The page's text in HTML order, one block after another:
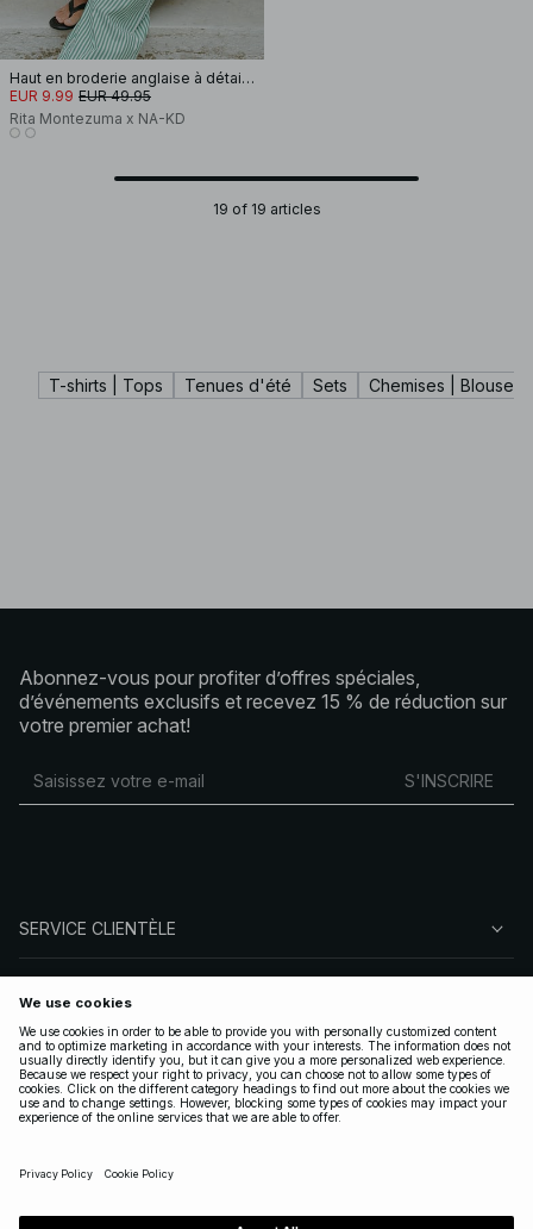
Haut en broderie anglaise à détail noué
EUR 9.99 EUR 49.95
Rita Montezuma x NA-KD
19 of 19 articles
T-shirts | Tops Tenues d'été Sets Chemises | Blouses
Abonnez-vous pour profiter d’offres spéciales,
d’événements exclusifs et recevez 15 % de réduction sur
votre premier achat!
S'INSCRIRE
SERVICE CLIENTÈLE
SUIVEZ-NOUS
LÉGAL